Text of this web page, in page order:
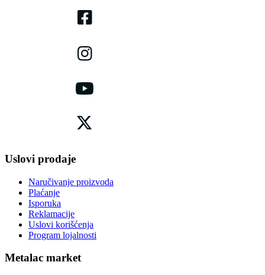
Uslovi prodaje
Naručivanje proizvoda
Plaćanje
Isporuka
Reklamacije
Uslovi korišćenja
Program lojalnosti
Metalac market